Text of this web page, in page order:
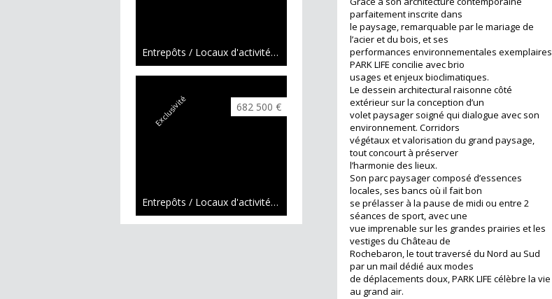
Entrepôts / Locaux d'activités / Logistique Monistrol-sur-Loire 199 m²
Exclusivité 682 500 €
Entrepôts / Locaux d'activités / Logistique Monistrol-sur-Loire 414 m²
parfaitement inscrite dans
le paysage, remarquable par le mariage de
l’acier et du bois, et ses
performances environnementales exemplaires
PARK LIFE concilie avec brio
usages et enjeux bioclimatiques.
Le dessein architectural raisonne côté
extérieur sur la conception d’un
volet paysager soigné qui dialogue avec son
environnement. Corridors
végétaux et valorisation du grand paysage,
tout concourt à préserver
l’harmonie des lieux.
Son parc paysager composé d’essences
locales, ses bancs où il fait bon
se prélasser à la pause de midi ou entre 2
séances de sport, avec une
vue imprenable sur les grandes prairies et les
vestiges du Château de
Rochebaron, le tout traversé du Nord au Sud
par un mail dédié aux modes
de déplacements doux, PARK LIFE célèbre la vie
au grand air.